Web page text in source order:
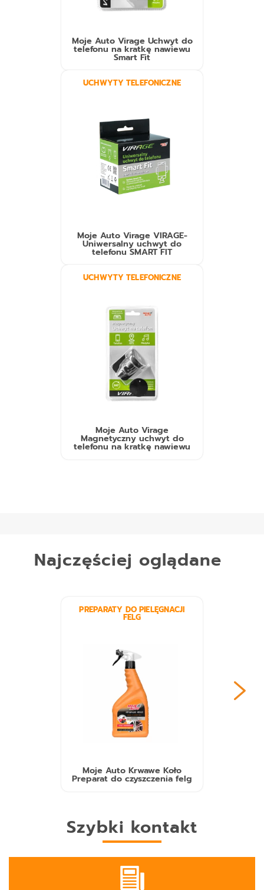
Moje Auto Virage Uchwyt do
telefonu na kratkę nawiewu
Smart Fit
UCHWYTY TELEFONICZNE
Moje Auto Virage VIRAGE-
Uniwersalny uchwyt do
telefonu SMART FIT
UCHWYTY TELEFONICZNE
Moje Auto Virage
Magnetyczny uchwyt do
telefonu na kratkę nawiewu
Najczęściej oglądane
PREPARATY DO PIELĘGNACJI
FELG
Moje Auto Krwawe Koło
Preparat do czyszczenia felg
Szybki kontakt